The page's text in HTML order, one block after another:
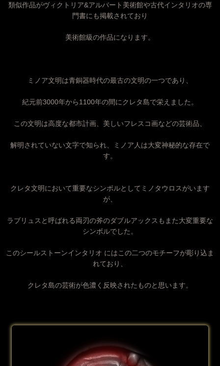
類似作品がヴィクトリア&アルバート美術館や古代インタリオの専
門書にも掲載されており
美術館級の作品になります。
ミノア文明は青銅器時代の最古の文明の一つであり、
紀元前3000年から1100年の間にクレタ島で栄えました。
この文明は高度な都市計画、美しいフレスコ画などの芸術品、
解明されていない文字で知られ、ミノア人は大変神秘的な存在で
す。
クレタ文明において重要なシンボルとしてミノタウロスがいます
が、
ラブリュスと呼ばれる両刃の斧のダブルアックスもまた大変重要な
シンボルでした。
このシールストーンインタリオ にはこの二つのモチーフが彫り込ま
れており、
クレタ島の芸術が色濃く反映されたものと思います。